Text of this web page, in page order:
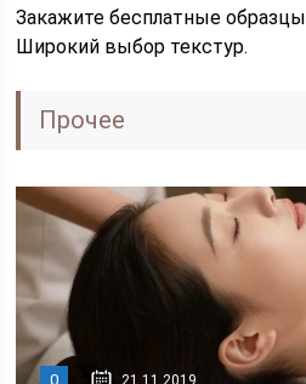
Закажите бесплатные образцы
Широкий выбор текстур.
Прочее
0 21.11.2019